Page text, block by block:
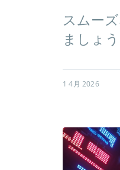
スムー
ましょ
1 4月 2026